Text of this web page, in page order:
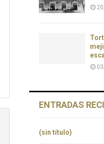
ENTRADAS
(sin título)